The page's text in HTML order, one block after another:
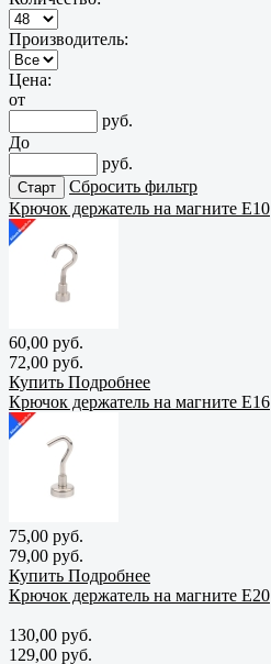
Производитель:
Цена:
от
руб.
До
руб.
Сбросить фильтр
Крючок держатель на магните E10
60,00 руб.
72,00 руб.
Купить Подробнее
Крючок держатель на магните E16
75,00 руб.
79,00 руб.
Купить Подробнее
Крючок держатель на магните E20
130,00 руб.
129,00 руб.